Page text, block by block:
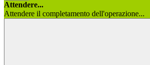
Attendere...
Attendere il completamento dell'operazione...